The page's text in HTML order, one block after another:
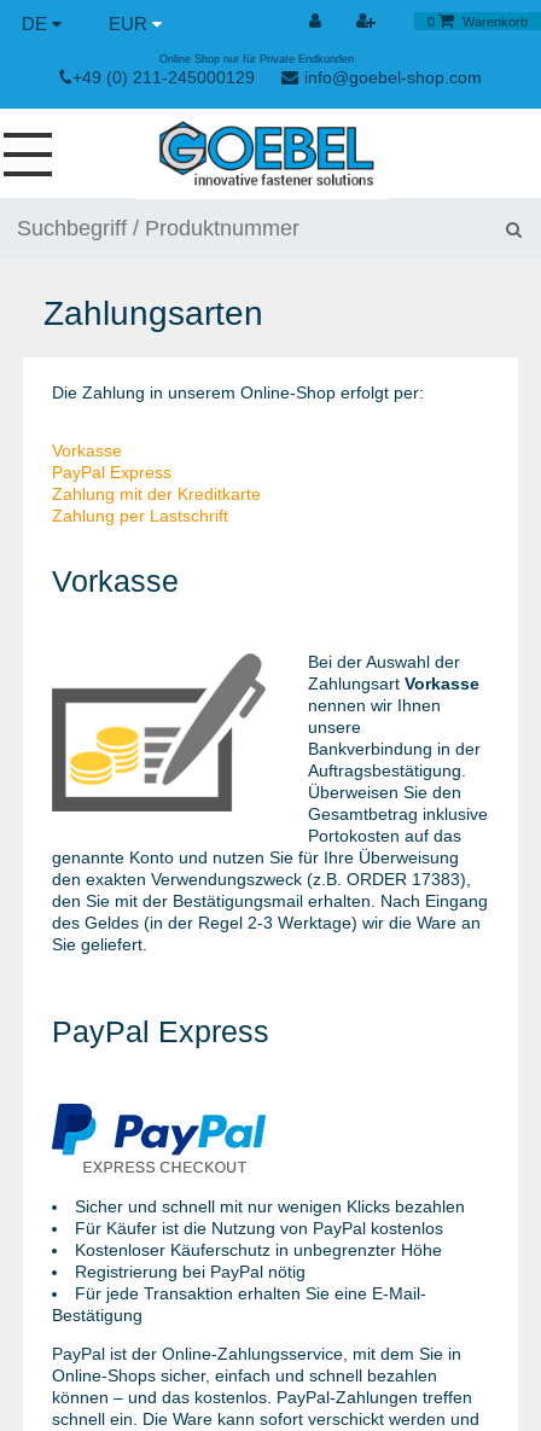
DE EUR 0 Warenkorb
+49 (0) 211-245000129 info@goebel-shop.com
Online Shop nur für Private Endkunden
SCHRAUBEN
SPEZIAL NIETE
SPANN & SCHNELLVERSCHLÜSSE
HANDWERKZEUGE
KLEBEN UND DICHTEN
ANGEBOTE
%SALE%
KATALOGE
FAQ - Häufig gestellte Fragen
Zahlungsarten
Die Zahlung in unserem Online-Shop erfolgt per:
Vorkasse
PayPal Express
Zahlung mit der Kreditkarte
Zahlung per Lastschrift
Vorkasse
Bei der Auswahl der
Zahlungsart Vorkasse
nennen wir Ihnen
unsere
Bankverbindung in der
Auftragsbestätigung.
Überweisen Sie den
Gesamtbetrag inklusive
Portokosten auf das
genannte Konto und nutzen Sie für Ihre Überweisung
den exakten Verwendungszweck (z.B. ORDER 17383),
den Sie mit der Bestätigungsmail erhalten. Nach Eingang
des Geldes (in der Regel 2-3 Werktage) wir die Ware an
Sie geliefert.
PayPal Express
Sicher und schnell mit nur wenigen Klicks bezahlen
Für Käufer ist die Nutzung von PayPal kostenlos
Kostenloser Käuferschutz in unbegrenzter Höhe
Registrierung bei PayPal nötig
Für jede Transaktion erhalten Sie eine E-Mail-
Bestätigung
PayPal ist der Online-Zahlungsservice, mit dem Sie in
Online-Shops sicher, einfach und schnell bezahlen
können – und das kostenlos. PayPal-Zahlungen treffen
schnell ein. Die Ware kann sofort verschickt werden und